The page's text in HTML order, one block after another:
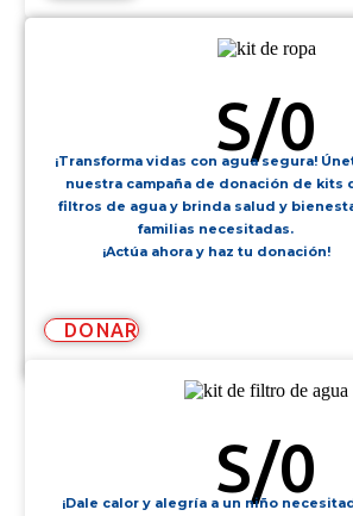
S/0
¡Transforma vidas con agua segura!
nuestra campaña de donación de kits
filtros de agua y brinda salud y
familias necesitadas.
¡Actúa ahora y haz tu donación!
DONAR
S/0
¡Dale calor y alegría a un niño